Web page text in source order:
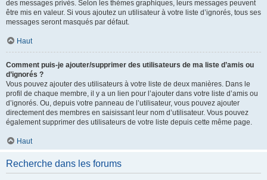
des messages privés. Selon les thèmes graphiques, leurs messages peuvent
être mis en valeur. Si vous ajoutez un utilisateur à votre liste d’ignorés, tous ses
messages seront masqués par défaut.
Haut
Comment puis-je ajouter/supprimer des utilisateurs de ma liste d’amis ou
d’ignorés ?
Vous pouvez ajouter des utilisateurs à votre liste de deux manières. Dans le
profil de chaque membre, il y a un lien pour l’ajouter dans votre liste d’amis ou
d’ignorés. Ou, depuis votre panneau de l’utilisateur, vous pouvez ajouter
directement des membres en saisissant leur nom d’utilisateur. Vous pouvez
également supprimer des utilisateurs de votre liste depuis cette même page.
Haut
Recherche dans les forums